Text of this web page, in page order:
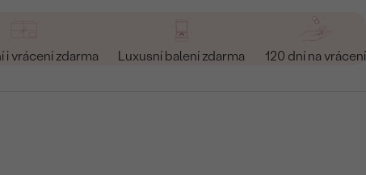
i vrácení zdarma Luxusní balení zdarma 120 dní na vrácení